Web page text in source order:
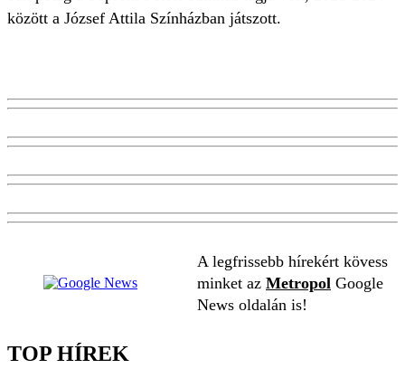
között a József Attila Színházban játszott.
A legfrissebb hírekért kövess
minket az Metropol Google
News oldalán is!
TOP HÍREK